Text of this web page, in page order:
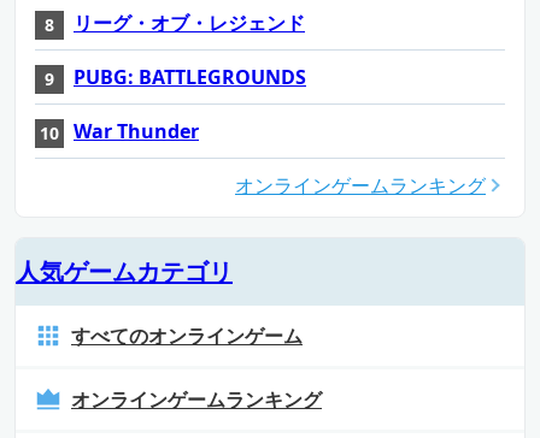
リーグ・オブ・レジェンド
PUBG: BATTLEGROUNDS
War Thunder
オンラインゲームランキング
人気ゲームカテゴリ
すべてのオンラインゲーム
オンラインゲームランキング